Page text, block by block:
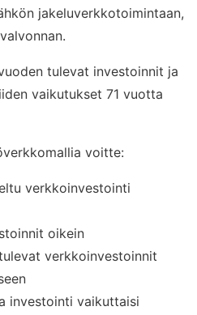
jakeluverkkotoimintaan,
tulevat investoinnit ja
vaikutukset 71 vuotta
voitte:
verkkoinvestointi
oikein
verkkoinvestoinnit
investointi vaikuttaisi